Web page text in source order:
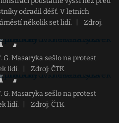
odradil déšť. V letních
několik set lidí.
Zdroj:
G. Masaryka sešlo na protest
lidí.
Zdroj: ČTK
G. Masaryka sešlo na protest
lidí.
Zdroj: ČTK